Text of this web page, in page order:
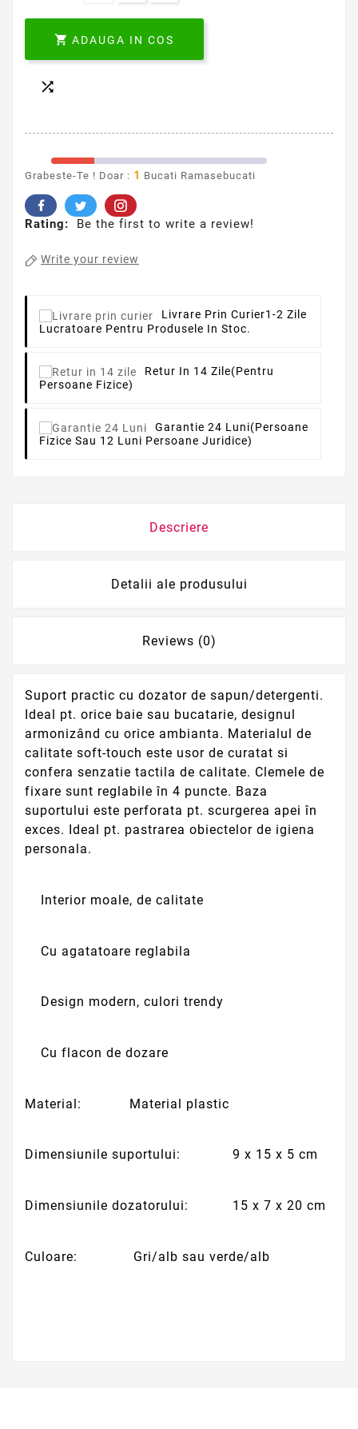
 ADAUGA IN COS

Grabeste-Te ! Doar : 1 Bucati Ramasebucati
Rating: Be the first to write a review!
Write your review
Livrare Prin Curier1-2 Zile
Lucratoare Pentru Produsele In Stoc.
Retur In 14 Zile(pentru
Persoane Fizice)
Garantie 24 Luni(persoane
Fizice Sau 12 Luni Persoane Juridice)
Descriere
Detalii ale produsului
Reviews (0)
Suport practic cu dozator de sapun/detergenti.
Ideal pt. orice baie sau bucatarie, designul
armonizând cu orice ambianta. Materialul de
calitate soft-touch este usor de curatat si
confera senzatie tactila de calitate. Clemele de
fixare sunt reglabile în 4 puncte. Baza
suportului este perforata pt. scurgerea apei în
exces. Ideal pt. pastrarea obiectelor de igiena
personala.
Interior moale, de calitate
Cu agatatoare reglabila
Design modern, culori trendy
Cu flacon de dozare
Material: Material plastic
Dimensiunile suportului: 9 x 15 x 5 cm
Dimensiunile dozatorului: 15 x 7 x 20 cm
Culoare: Gri/alb sau verde/alb